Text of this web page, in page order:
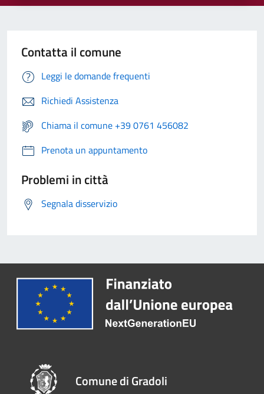
Contatta il comune
Leggi le domande frequenti
Richiedi Assistenza
Chiama il comune +39 0761 456082
Prenota un appuntamento
Problemi in città
Segnala disservizio
Comune di Gradoli